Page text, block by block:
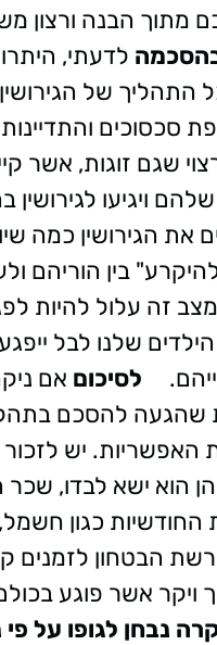
הבנה ורצון
לדעתי,
התהליך של
סכסוכים
שגם זוגות, אשר
שלהם ויגיעו
את הגירושין כמה
בין הוריהם
זה עלול להיות
שלנו לבל
לסיכום אם
להסכם
האפשריות. יש
הוא ישא לבדו,
החודשיות כגון
רשת הבטחון
ויקר אשר פוגע
נבחן לגופו על פי